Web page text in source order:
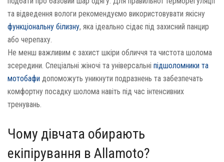
та відведення вологи рекомендуємо використовувати якісну
функціональну білизну, яка ідеально сідає під захисний панцир
або черепаху.
Не менш важливим є захист шкіри обличчя та чистота шолома
зсередини. Спеціальні жіночі та універсальні підшоломники та
мотобафи допоможуть уникнути подразнень та забезпечать
комфортну посадку шолома навіть під час інтенсивних
тренувань.
Чому дівчата обирають
екіпірування в Allamoto?